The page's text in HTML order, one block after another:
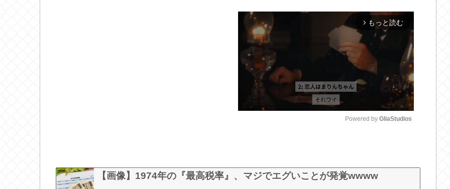
じ」X民「養子案はSnow M
anに竹田恒泰が入るような
もの」
t
Powered by GliaStudios
【画像】1974年の『最高税率』、マジでエグいことが発覚wwww